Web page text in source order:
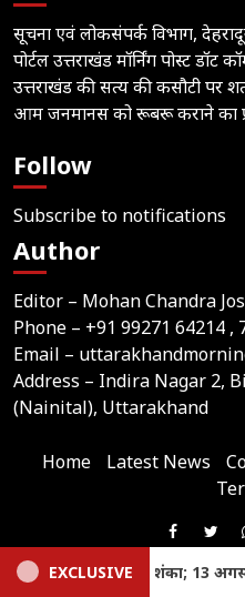
सूचना एवं लोकसंपर्क विभाग,
पोर्टल उत्तराखंड मॉर्निंग पोस्ट
उत्तराखंड की सत्य की कसौटी पर
आम जनमानस को रूबरू कराने का
Follow
Subscribe to notifications
Author
Editor – Mohan Chandra
Phone – +91 99271 64214 ,
Email –
Address – Indira Nagar 2,
(Nainital), Uttarakhand
Home Latest News
Like
Us
Us
© 2026,
EXCLUSIVE
Uttarakhand: तीलू